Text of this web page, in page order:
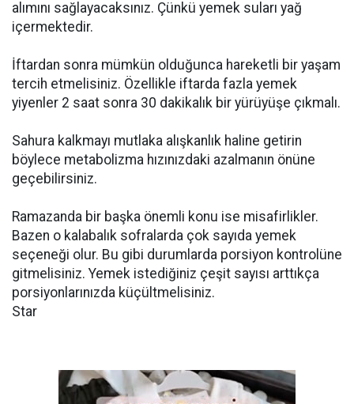
alımını sağlayacaksınız. Çünkü yemek suları yağ
içermektedir.
İftardan sonra mümkün olduğunca hareketli bir yaşam
tercih etmelisiniz. Özellikle iftarda fazla yemek
yiyenler 2 saat sonra 30 dakikalık bir yürüyüşe çıkmalı.
Sahura kalkmayı mutlaka alışkanlık haline getirin
böylece metabolizma hızınızdaki azalmanın önüne
geçebilirsiniz.
Ramazanda bir başka önemli konu ise misafirlikler.
Bazen o kalabalık sofralarda çok sayıda yemek
seçeneği olur. Bu gibi durumlarda porsiyon kontrolüne
gitmelisiniz. Yemek istediğiniz çeşit sayısı arttıkça
porsiyonlarınızda küçültmelisiniz.
Star